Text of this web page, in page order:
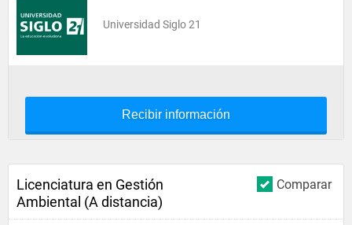
Universidad Siglo 21
Recibir información
Comparar
Licenciatura en Gestión
Ambiental (A distancia)